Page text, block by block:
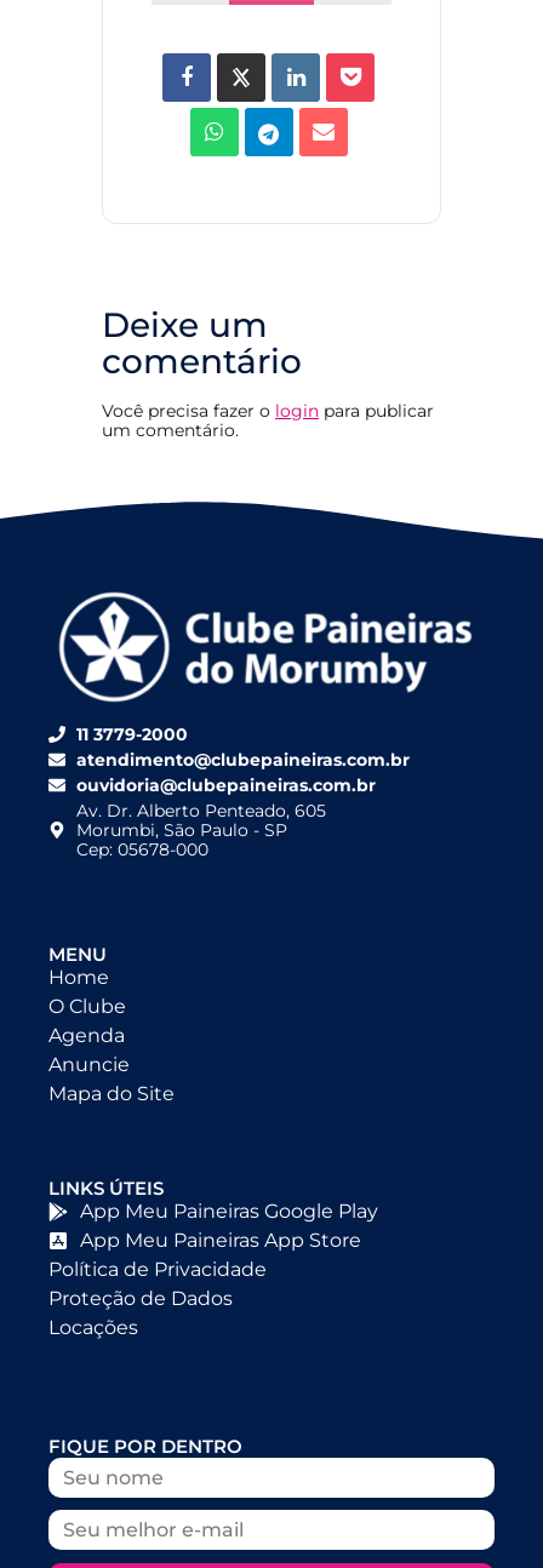
Deixe um
comentário
Você precisa fazer o login para publicar
um comentário.
11 3779-2000
atendimento@clubepaineiras.com.br
ouvidoria@clubepaineiras.com.br
Av. Dr. Alberto Penteado, 605
Morumbi, São Paulo - SP
Cep: 05678-000
MENU
Home
O Clube
Agenda
Anuncie
Mapa do Site
LINKS ÚTEIS
App Meu Paineiras Google Play
App Meu Paineiras App Store
Política de Privacidade
Proteção de Dados
Locações
FIQUE POR DENTRO